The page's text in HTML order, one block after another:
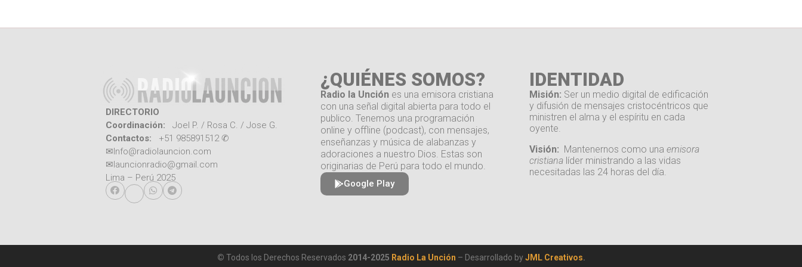
DIRECTORIO
Coordinación:
Joel P. / Rosa C. / Jose G.
Contactos: +51 985891512 ✆
✉Info@radiolauncion.com
✉launcionradio@gmail.com
Lima – Perú 2025
¿QUIÉNES SOMOS?
Radio la Unción es una emisora cristiana
con una señal digital abierta para todo el
publico. Tenemos una programación
online y offline (podcast), con mensajes,
enseñanzas y música de alabanzas y
adoraciones a nuestro Dios. Estas son
originarias de Perú para todo el mundo.
Google Play
IDENTIDAD
Misión: Ser un medio digital de edificación
y difusión de mensajes cristocéntricos que
ministren el alma y el espíritu en cada
oyente.
Visión: Mantenernos como una emisora
cristiana líder ministrando a las vidas
necesitadas las 24 horas del día.
© Todos los Derechos Reservados 2014-2025 Radio La Unción – Desarrollado byJML Creativos.